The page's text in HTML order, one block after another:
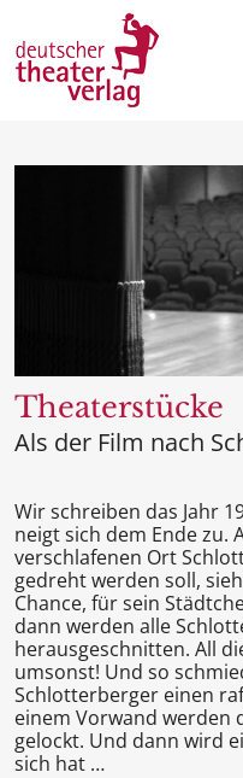
Theaterstücke
Als der Film nach
Wir schreiben das Jahr
neigt sich dem Ende zu.
verschlafenen Ort
gedreht werden soll,
Chance, für sein
dann werden alle
herausgeschnitten. All
umsonst! Und so
Schlotterberger einen
einem Vorwand werden
gelockt. Und dann wird
sich hat …